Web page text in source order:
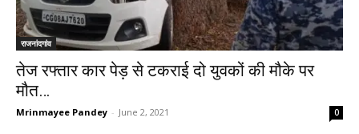
राजनांदगांव
तेज रफ्तार कार पेड़ से टकराई दो युवकों की मौके पर
मौत…
Mrinmayee Pandey - June 2, 2021 0